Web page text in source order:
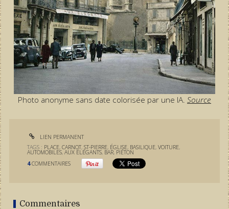
Photo anonyme sans date colorisée par une IA. Source
LIEN PERMANENT
TAGS : PLACE,CARNOT,ST-PIERRE, ÉGLISE, BASILIQUE,VOITURE,
AUTOMOBILES,AUX ÉLÉGANTS, BAR, PIÉTON
4 COMMENTAIRES
Commentaires